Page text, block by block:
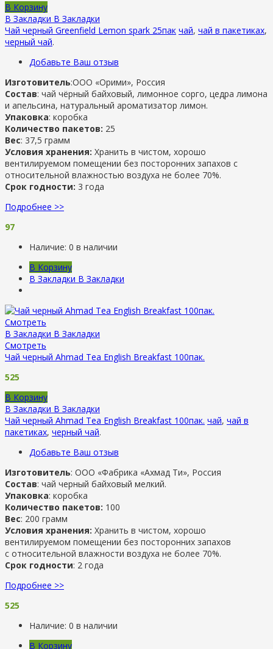
В Корзину
В Закладки В Закладки
Чай черный Greenfield Lemon spark 25пак чай, чай в пакетиках,
черный чай.
Добавьте Ваш отзыв
Изготовитель:ООО «Орими», Россия
Состав: чай чёрный байховый, лимонное сорго, цедра лимона
и апельсина, натуральный ароматизатор лимон.
Упаковка: коробка
Количество пакетов: 25
Вес: 37,5 грамм
Условия хранения: Хранить в чистом, хорошо
вентилируемом помещении без посторонних запахов с
относительной влажностью воздуха не более 70%.
Срок годности: 3 года
Подробнее >>
97
Наличие: 0 в наличии
В Корзину
В Закладки В Закладки
Смотреть
В Закладки В Закладки
Смотреть
Чай черный Ahmad Tea English Breakfast 100пак.
525
В Корзину
В Закладки В Закладки
Чай черный Ahmad Tea English Breakfast 100пак. чай, чай в
пакетиках, черный чай.
Добавьте Ваш отзыв
Изготовитель: ООО «Фабрика «Ахмад Ти», Россия
Состав: чай черный байховый мелкий.
Упаковка: коробка
Количество пакетов: 100
Вес: 200 грамм
Условия хранения: Хранить в чистом, хорошо
вентилируемом помещении без посторонних запахов
с относительной влажности воздуха не более 70%.
Срок годности: 2 года
Подробнее >>
525
Наличие: 0 в наличии
В Корзину